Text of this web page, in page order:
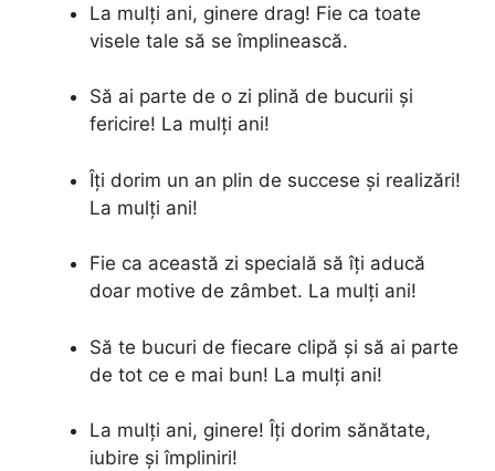
La mulți ani, ginere drag! Fie ca toate
visele tale să se împlinească.
Să ai parte de o zi plină de bucurii și
fericire! La mulți ani!
Îți dorim un an plin de succese și realizări!
La mulți ani!
Fie ca această zi specială să îți aducă
doar motive de zâmbet. La mulți ani!
Să te bucuri de fiecare clipă și să ai parte
de tot ce e mai bun! La mulți ani!
La mulți ani, ginere! Îți dorim sănătate,
iubire și împliniri!